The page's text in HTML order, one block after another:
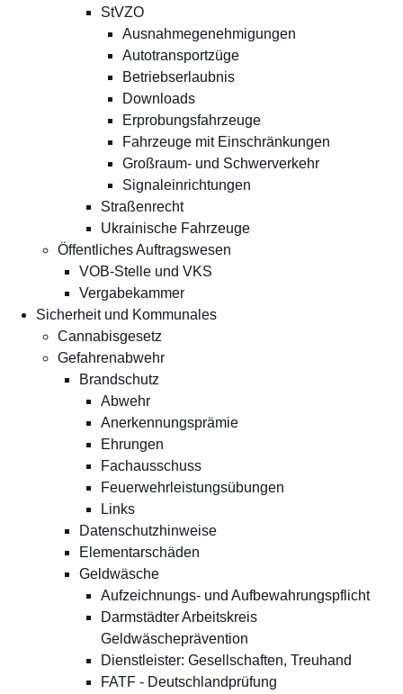
StVZO
Ausnahmegenehmigungen
Autotransportzüge
Betriebserlaubnis
Downloads
Erprobungsfahrzeuge
Fahrzeuge mit Einschränkungen
Großraum- und Schwerverkehr
Signaleinrichtungen
Straßenrecht
Ukrainische Fahrzeuge
Öffentliches Auftragswesen
VOB-Stelle und VKS
Vergabekammer
Sicherheit und Kommunales
Cannabisgesetz
Gefahrenabwehr
Brandschutz
Abwehr
Anerkennungsprämie
Ehrungen
Fachausschuss
Feuerwehrleistungsübungen
Links
Datenschutzhinweise
Elementarschäden
Geldwäsche
Aufzeichnungs- und Aufbewahrungspflicht
Darmstädter Arbeitskreis
Geldwäscheprävention
Dienstleister: Gesellschaften, Treuhand
FATF - Deutschlandprüfung